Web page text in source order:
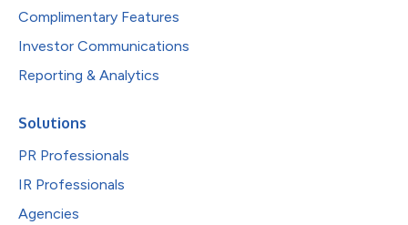
Complimentary Features
Investor Communications
Reporting & Analytics
Solutions
PR Professionals
IR Professionals
Agencies